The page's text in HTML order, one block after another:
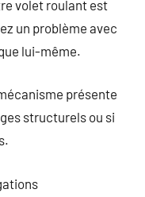
volet roulant est
un problème avec
lui-même.
présente
structurels ou si